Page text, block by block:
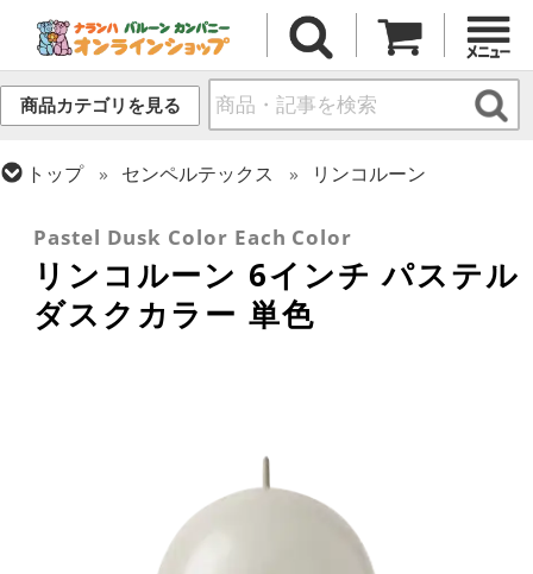
商品カテゴリを見る
トップ センペルテックス
リンコルーン
Pastel Dusk Color Each Color
リンコルーン 6インチ パステル
ダスクカラー 単色